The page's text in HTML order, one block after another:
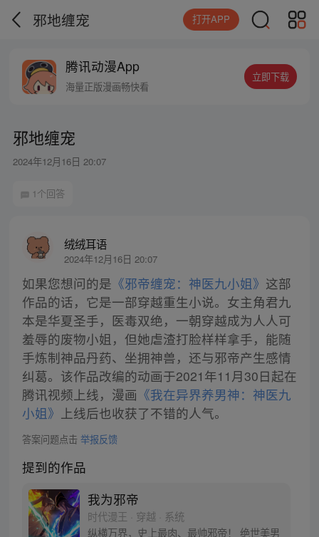
邪地缠宠 打开APP
腾讯动漫App
海量正版漫画畅快看
立即下载
邪地缠宠
2024年12月16日 20:07
1个回答
绒绒耳语
2024年12月16日 20:07
如果您想问的是 《邪帝缠宠：神医九小姐》 这部
作品的话，它是一部穿越重生小说。女主角君九
本是华夏圣手，医毒双绝，一朝穿越成为人人可
羞辱的废物小姐，但她虐渣打脸样样拿手，能随
手炼制神品丹药、坐拥神兽，还与邪帝产生感情
纠葛。该作品改编的动画于2021年11月30日起在
腾讯视频上线，漫画 《我在异界养男神：神医九
小姐》 上线后也收获了不错的人气。
答案问题点击 举报反馈
提到的作品
我为邪帝
时代漫王 · 穿越 · 系统
纵横万界，史上最肉、最帅邪帝！ 绝世美男